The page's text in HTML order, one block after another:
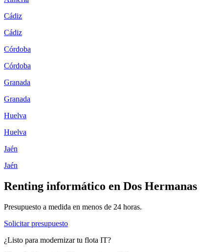
Cádiz
Cádiz
Córdoba
Córdoba
Granada
Granada
Huelva
Huelva
Jaén
Jaén
Renting informático en Dos Hermanas
Presupuesto a medida en menos de 24 horas.
Solicitar presupuesto
¿Listo para modernizar tu flota IT?